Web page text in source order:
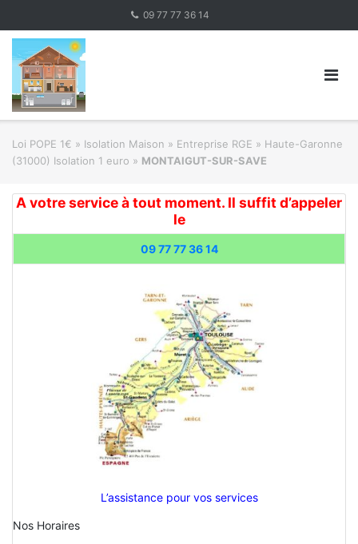
content
09 77 77 36 14
Loi POPE 1€ » Isolation Maison » Entreprise RGE » Haute-Garonne
(31000) Isolation 1 euro » MONTAIGUT-SUR-SAVE
A votre service à tout moment. Il suffit d’appeler
le
09 77 77 36 14
L’assistance pour vos services
Nos Horaires